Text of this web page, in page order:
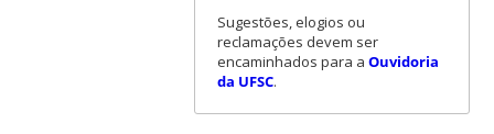
Sugestões, elogios ou
reclamações devem ser
encaminhados para a Ouvidoria
da UFSC.